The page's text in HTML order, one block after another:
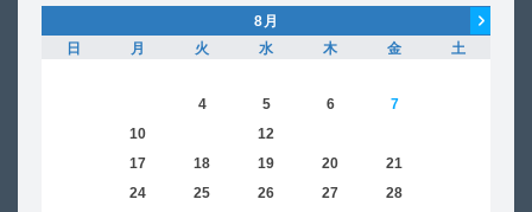
8月
日
月 火 水 木 金
土
4 5 6 7
10 12
17 18 19 20 21
24 25 26 27 28